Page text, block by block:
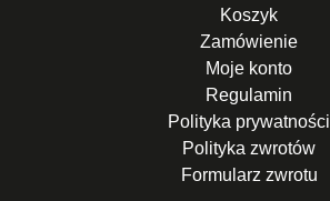
Koszyk
Zamówienie
Moje konto
Regulamin
Polityka prywatności
Polityka zwrotów
Formularz zwrotu